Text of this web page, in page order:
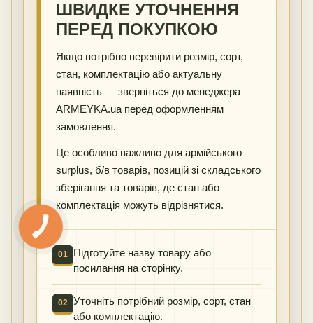
ШВИДКЕ УТОЧНЕННЯ
ПЕРЕД ПОКУПКОЮ
Якщо потрібно перевірити розмір, сорт,
стан, комплектацію або актуальну
наявність — зверніться до менеджера
ARMEYKA.ua перед оформленням
замовлення.
Це особливо важливо для армійського
surplus, б/в товарів, позицій зі складського
зберігання та товарів, де стан або
комплектація можуть відрізнятися.
01
Підготуйте назву товару або
посилання на сторінку.
02 Уточніть потрібний розмір, сорт, стан
або комплектацію.